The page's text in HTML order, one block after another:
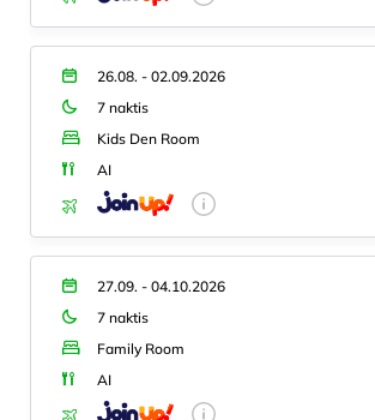
26.08. - 02.09.2026
7 naktis
Kids Den Room
AI
27.09. - 04.10.2026
7 naktis
Family Room
AI